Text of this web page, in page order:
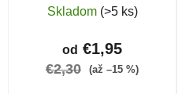
Skladom (>5 ks)
od €1,95
€2,30 (až –15 %)